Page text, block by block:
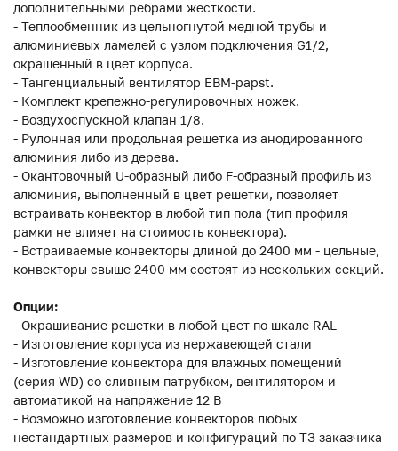
дополнительными ребрами жесткости.
- Теплообменник из цельногнутой медной трубы и
алюминиевых ламелей с узлом подключения G1/2,
окрашенный в цвет корпуса.
- Тангенциальный вентилятор EBM-papst.
- Комплект крепежно-регулировочных ножек.
- Воздухоспускной клапан 1/8.
- Рулонная или продольная решетка из анодированного
алюминия либо из дерева.
- Окантовочный U-образный либо F-образный профиль из
алюминия, выполненный в цвет решетки, позволяет
встраивать конвектор в любой тип пола (тип профиля
рамки не влияет на стоимость конвектора).
- Встраиваемые конвекторы длиной до 2400 мм - цельные,
конвекторы свыше 2400 мм состоят из нескольких секций.
Опции:
- Окрашивание решетки в любой цвет по шкале RAL
- Изготовление корпуса из нержавеющей стали
- Изготовление конвектора для влажных помещений
(серия WD) со сливным патрубком, вентилятором и
автоматикой на напряжение 12 В
- Возможно изготовление конвекторов любых
нестандартных размеров и конфигураций по ТЗ заказчика